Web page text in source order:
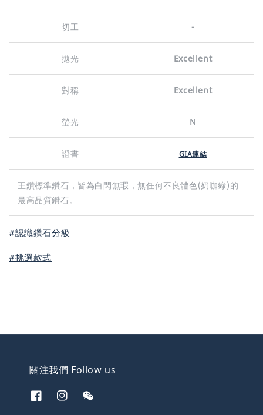
切工 -
拋光 Excellent
對稱 Excellent
螢光 N
證書 GIA連結
王鑽標準鑽石，皆為白閃無瑕，無任何不良體色(奶咖綠)的
最高品質鑽石。
#認識鑽石分級
#挑選款式
關注我們 Follow us